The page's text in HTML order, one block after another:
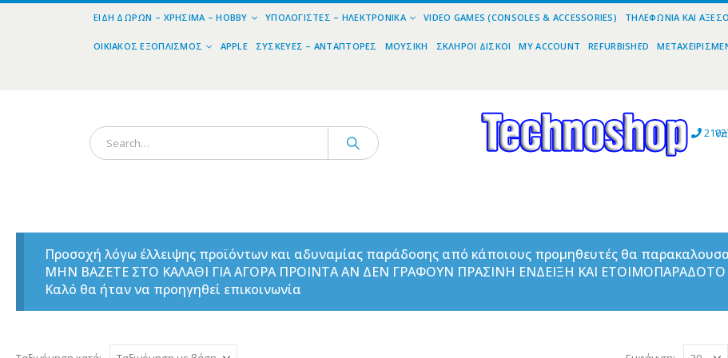
ΕΊΔΗ ΔΏΡΩΝ – ΧΡΉΣΙΜΑ – HOBBY ΥΠΟΛΟΓΙΣΤΈΣ – ΗΛΕΚΤΡΟΝΙΚΆ VIDEO GAMES (CONSOLES & ACCESSORIES) ΤΗΛΕΦΩΝΊΑ ΚΑΙ
ΟΙΚΙΑΚΌΣ ΕΞΟΠΛΙΣΜΌΣ APPLE ΣΥΣΚΕΥΈΣ – ΑΝΤΆΠΤΟΡΕΣ ΜΟΥΣΙΚΉ ΣΚΛΗΡΟΊ ΔΊΣΚΟΙ MY ACCOUNT REFURBISHED
Προσοχή λόγω έλλειψης προϊόντων και αδυναμίας παράδοσης από κάποιους προμηθευτές θα
ΜΗΝ ΒΑΖΕΤΕ ΣΤΟ ΚΑΛΑΘΙ ΓΙΑ ΑΓΟΡΑ ΠΡΟΙΝΤΑ ΑΝ ΔΕΝ ΓΡΑΦΟΥΝ ΠΡΑΣΙΝΗ ΕΝΔΕΙΞΗ ΚΑΙ ΕΤΟΙΜΟΠΑΡΑΔΟΤΟ
Καλό θα ήταν να προηγηθεί επικοινωνία